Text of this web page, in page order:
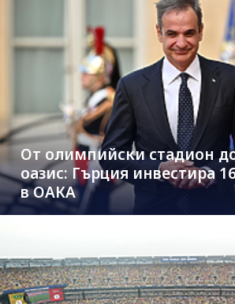
От олимпийски стадион
оазис: Гърция инвестира
в ОАКА